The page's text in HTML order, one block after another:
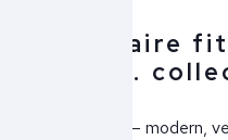
Populaire
Tenue.
– modern,